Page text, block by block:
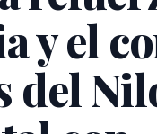
y el
del